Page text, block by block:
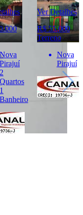
Nova
Pirajuí
2
Quartos
1
Banheiro
Ver Detalhes
R$ 55.000
Terreno
Nova
Pirajuí